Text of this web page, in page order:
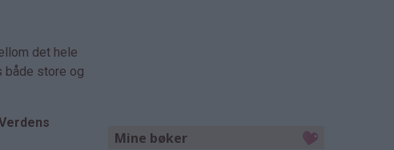
det hele
både store og
Mine bøker